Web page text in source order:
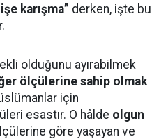
karışma” derken, işte bu
olduğunu ayırabilmek
ölçülerine sahip olmak
için
esastır. O hâlde olgun
göre yaşayan ve